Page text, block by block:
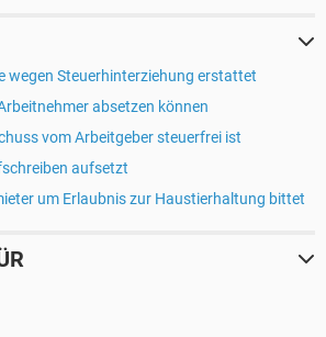
wegen Steuerhinterziehung erstattet
absetzen können
vom Arbeitgeber steuerfrei ist
aufsetzt
um Erlaubnis zur Haustierhaltung bittet